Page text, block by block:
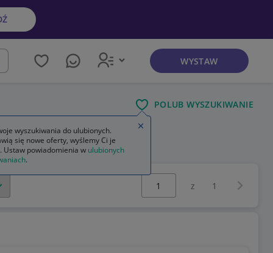
WYSTAW
POLUB WYSZUKIWANIE
męska
Wybierz stronę:
z 1
wyszukiwania do ulubionych.
się nowe oferty, wyślemy Ci je
Ustaw powiadomienia w ulubionych
.
Zamknij wskazówkę